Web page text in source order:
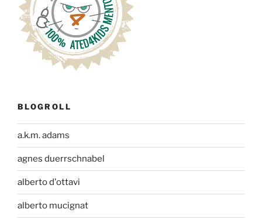
BLOGROLL
a.k.m. adams
agnes duerrschnabel
alberto d'ottavi
alberto mucignat